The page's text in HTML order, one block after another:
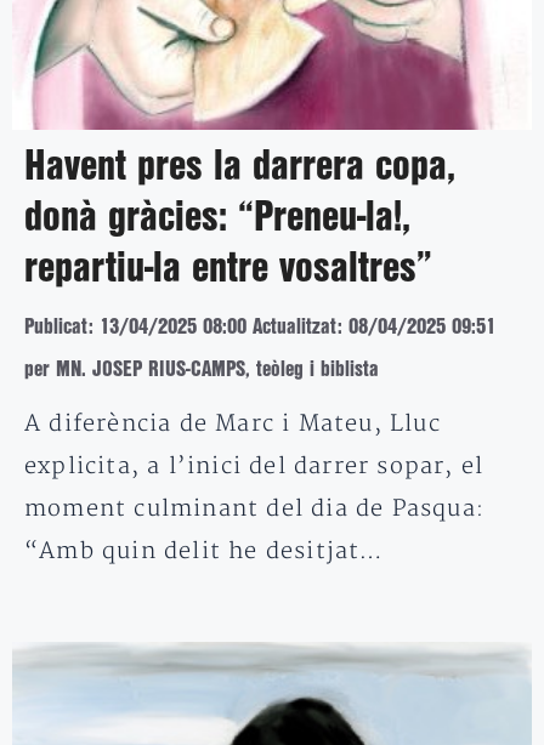
Havent pres la darrera copa,
donà gràcies: “Preneu-la!,
repartiu-la entre vosaltres”
Publicat: 13/04/2025 08:00 Actualitzat: 08/04/2025 09:51
per MN. JOSEP RIUS-CAMPS, teòleg i biblista
A diferència de Marc i Mateu, Lluc
explicita, a l’inici del darrer sopar, el
moment culminant del dia de Pasqua:
“Amb quin delit he desitjat…